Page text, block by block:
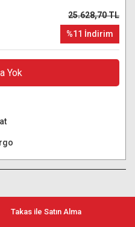
25.628,70 TL
%11 İndirim
Yok
Takas ile Satın Alma